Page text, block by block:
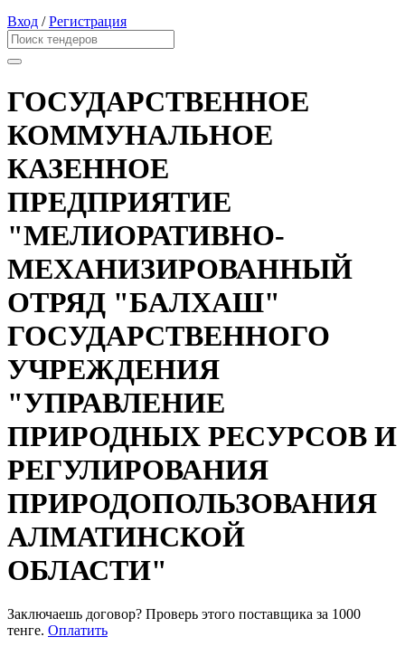
Вход /Регистрация
ГОСУДАРСТВЕННОЕ
КОММУНАЛЬНОЕ
КАЗЕННОЕ
ПРЕДПРИЯТИЕ
"МЕЛИОРАТИВНО-
МЕХАНИЗИРОВАННЫЙ
ОТРЯД "БАЛХАШ"
ГОСУДАРСТВЕННОГО
УЧРЕЖДЕНИЯ
"УПРАВЛЕНИЕ
ПРИРОДНЫХ РЕСУРСОВ И
РЕГУЛИРОВАНИЯ
ПРИРОДОПОЛЬЗОВАНИЯ
АЛМАТИНСКОЙ
ОБЛАСТИ"
Заключаешь договор? Проверь этого поставщика за 1000
тенге. Оплатить